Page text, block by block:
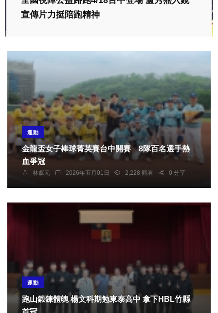
宣傳片力挺陪跑精神
運動
金龍盃女子棒球菁英賽台中開賽 8隊百名選手熱
血爭冠
林獻元 2026年五月01日 2,228 觀看 0 分享
運動
跑山鍛鍊體魄 楊文科期勉東泰高中 拿下HBL竹縣